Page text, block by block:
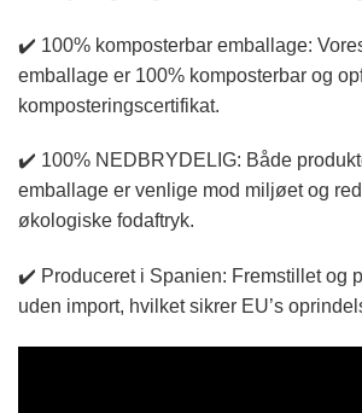
✔️ 100% komposterbar emballage:
emballage er 100% komposterbar og
komposteringscertifikat.
✔️ 100% NEDBRYDELIG: Både
emballage er venlige mod miljøet og
økologiske fodaftryk.
✔️ Produceret i Spanien: Fremstillet og
uden import, hvilket sikrer EU’s